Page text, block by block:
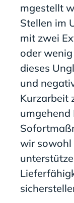
mgestellt
Stellen im
mit zwei
oderwenig
dieses
und
Kurzarbeit
Sofort
wir sowohl